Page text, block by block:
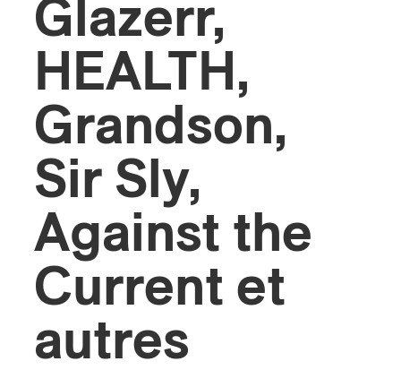
Glazerr,
HEALTH,
Grandson,
Sir Sly,
Against the
Current et
autres